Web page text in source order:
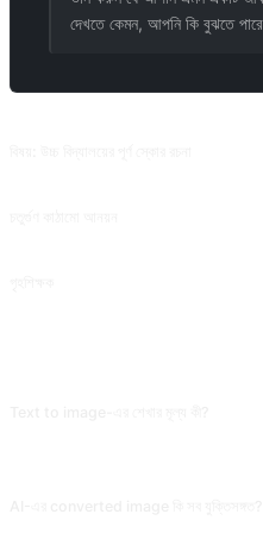
দেখতে কেমন, আপনি কি বুঝতে